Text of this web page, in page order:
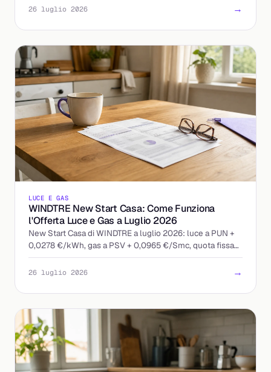
26 luglio 2026 →
LUCE E GAS
WINDTRE New Start Casa: Come Funziona
l'Offerta Luce e Gas a Luglio 2026
New Start Casa di WINDTRE a luglio 2026: luce a PUN +
0,0278 €/kWh, gas a PSV + 0,0965 €/Smc, quota fissa
13 €/mese. Ecco come leggere l'offerta indicizzata.
26 luglio 2026 →